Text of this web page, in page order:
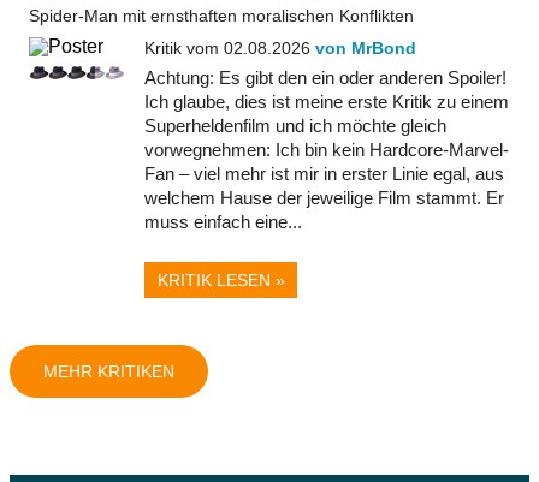
Spider-Man mit ernsthaften moralischen Konflikten
Kritik vom 02.08.2026 von MrBond
Achtung: Es gibt den ein oder anderen Spoiler!
Ich glaube, dies ist meine erste Kritik zu einem
Superheldenfilm und ich möchte gleich
vorwegnehmen: Ich bin kein Hardcore-Marvel-
Fan – viel mehr ist mir in erster Linie egal, aus
welchem Hause der jeweilige Film stammt. Er
muss einfach eine...
KRITIK LESEN »
MEHR KRITIKEN